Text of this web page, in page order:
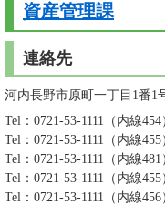
資産管理課
連絡先
河内長野市原町一丁目1番1
Tel：0721-53-1111（内線454
Tel：0721-53-1111（内線455
Tel：0721-53-1111（内線481
Tel：0721-53-1111（内線455
Tel：0721-53-1111（内線456